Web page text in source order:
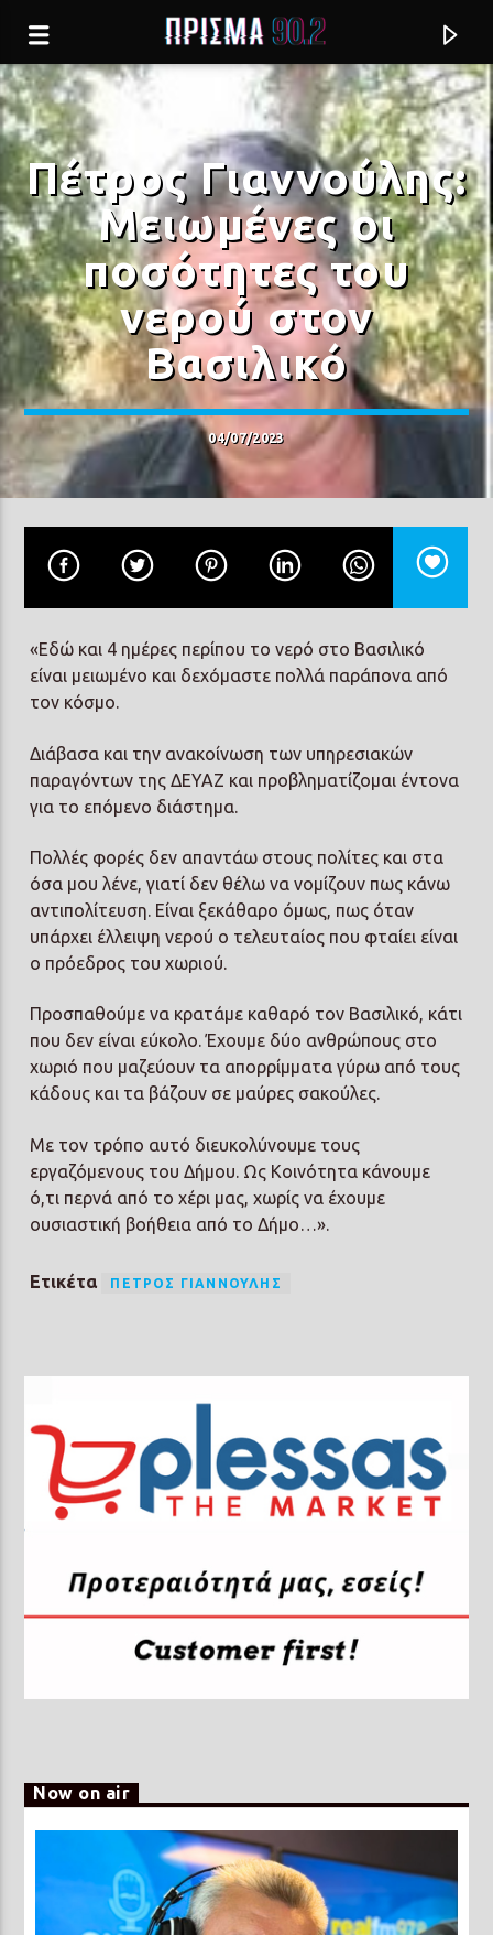
Current track
Σύνδεση με RealFm
Prisma Radio 90,2
Πέτρος Γιαννούλης:
Μειωμένες οι
ποσότητες του
νερού στον
Βασιλικό
04/07/2023
«Εδώ και 4 ημέρες περίπου το νερό στο Βασιλικό
είναι μειωμένο και δεχόμαστε πολλά παράπονα από
τον κόσμο.
Διάβασα και την ανακοίνωση των υπηρεσιακών
παραγόντων της ΔΕΥΑΖ και προβληματίζομαι έντονα
για το επόμενο διάστημα.
Πολλές φορές δεν απαντάω στους πολίτες και στα
όσα μου λένε, γιατί δεν θέλω να νομίζουν πως κάνω
αντιπολίτευση. Είναι ξεκάθαρο όμως, πως όταν
υπάρχει έλλειψη νερού ο τελευταίος που φταίει είναι
ο πρόεδρος του χωριού.
Προσπαθούμε να κρατάμε καθαρό τον Βασιλικό, κάτι
που δεν είναι εύκολο. Έχουμε δύο ανθρώπους στο
χωριό που μαζεύουν τα απορρίμματα γύρω από τους
κάδους και τα βάζουν σε μαύρες σακούλες.
Με τον τρόπο αυτό διευκολύνουμε τους
εργαζόμενους του Δήμου. Ως Κοινότητα κάνουμε
ό,τι περνά από το χέρι μας, χωρίς να έχουμε
ουσιαστική βοήθεια από το Δήμο…».
Ετικέτα ΠΈΤΡΟΣ ΓΙΑΝΝΟΎΛΗΣ
Now on air